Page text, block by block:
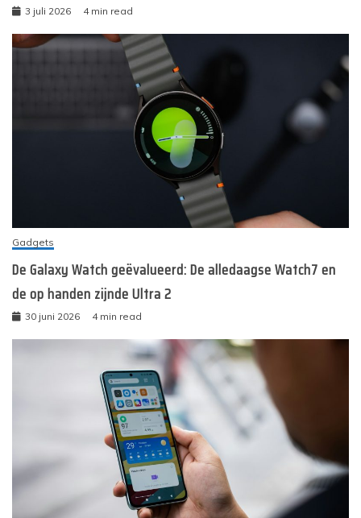
3 juli 2026 4 min read
Gadgets
De Galaxy Watch geëvalueerd: De alledaagse Watch7 en
de op handen zijnde Ultra 2
30 juni 2026 4 min read